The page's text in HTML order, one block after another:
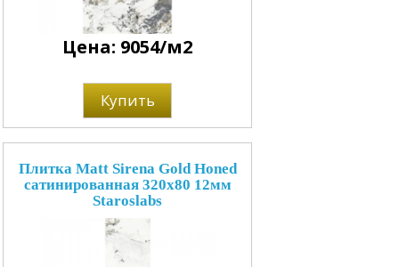
Цена: 9054/м2
Купить
Плитка Matt Sirena Gold Honed
сатинированная 320x80 12мм
Staroslabs